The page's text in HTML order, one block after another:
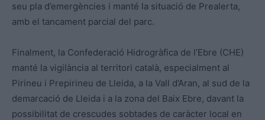
seu pla d’emergències i manté la situació de Prealerta,
amb el tancament parcial del parc.
Finalment, la Confederació Hidrogràfica de l’Ebre (CHE)
manté la vigilància al territori català, especialment al
Pirineu i Prepirineu de Lleida, a la Vall d’Aran, al sud de la
demarcació de Lleida i a la zona del Baix Ebre, davant la
possibilitat de crescudes sobtades de caràcter local en